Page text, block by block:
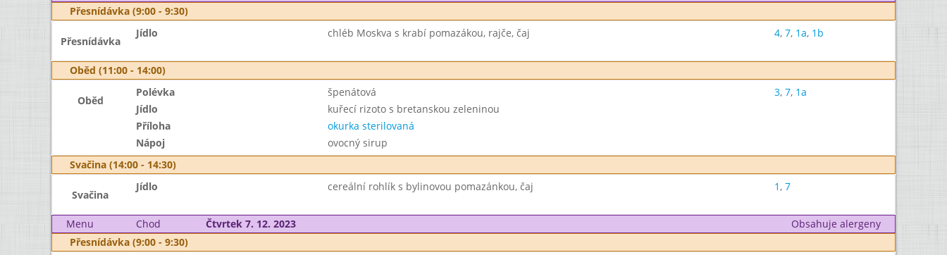
Přesnídávka (9:00 - 9:30)
Přesnídávka
Jídlo chléb Moskva s krabí pomazákou, rajče, čaj 4, 7, 1a, 1b
Oběd (11:00 - 14:00)
Oběd
Polévka špenátová 3, 7, 1a
Jídlo
kuřecí rizoto s bretanskou zeleninou
Příloha
okurka sterilovaná
Nápoj
ovocný sirup
Svačina (14:00 - 14:30)
Svačina
Jídlo cereální rohlík s bylinovou pomazánkou, čaj 1, 7
Menu Chod Čtvrtek 7. 12. 2023
Obsahuje alergeny
Přesnídávka (9:00 - 9:30)